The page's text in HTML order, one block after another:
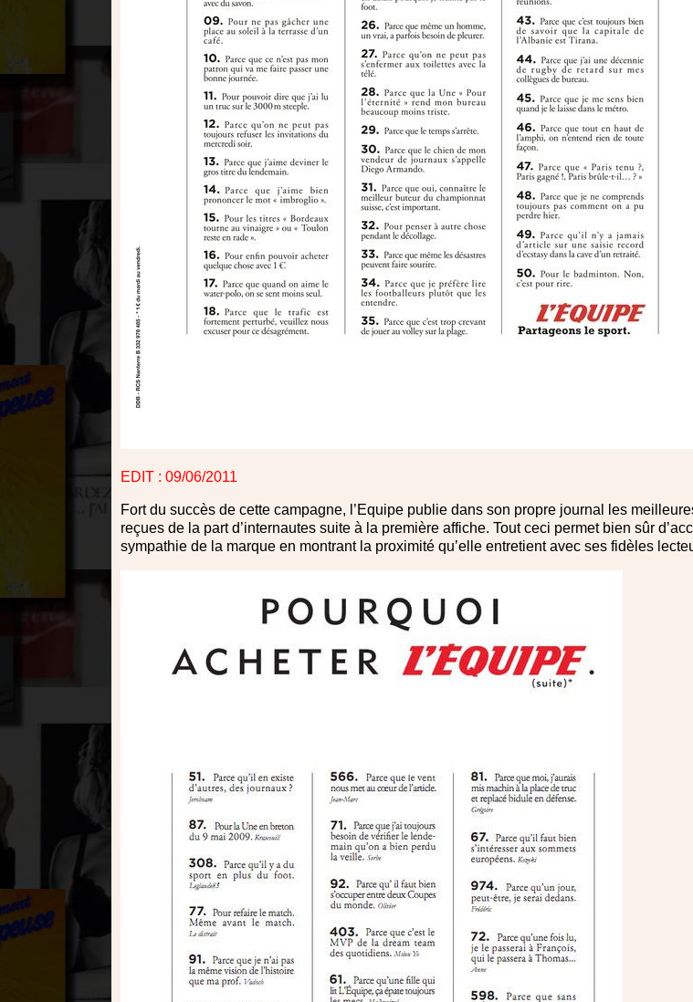
EDIT : 09/06/2011
Fort du succès de cette campagne, l’Equipe publie dans son propre journal les
reçues de la part d’internautes suite à la première affiche. Tout ceci permet bien sûr
sympathie de la marque en montrant la proximité qu’elle entretient avec ses fidèles